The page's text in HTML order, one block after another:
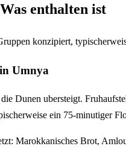
enthalten ist
konzipiert,
Umnya
Dunen ubersteigt.
ein 75-minutiger
Marokkanisches Brot,